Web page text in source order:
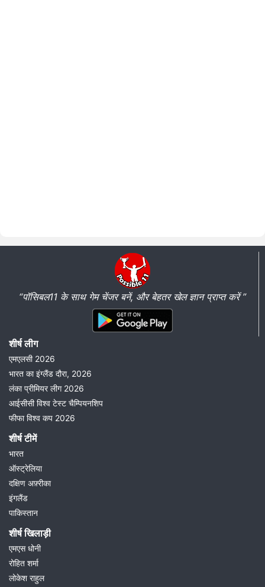
“पॉसिबल11 के साथ गेम चेंजर बनें, और बेहतर खेल ज्ञान प्राप्त करें ”
शीर्ष लीग
एमएलसी 2026
भारत का इंग्लैंड दौरा, 2026
लंका प्रीमियर लीग 2026
आईसीसी विश्व टेस्ट चैम्पियनशिप
फीफा विश्व कप 2026
शीर्ष टीमें
भारत
ऑस्ट्रेलिया
दक्षिण अफ़्रीका
इंगलैंड
पाकिस्तान
शीर्ष खिलाड़ी
एमएस धोनी
रोहित शर्मा
लोकेश राहुल